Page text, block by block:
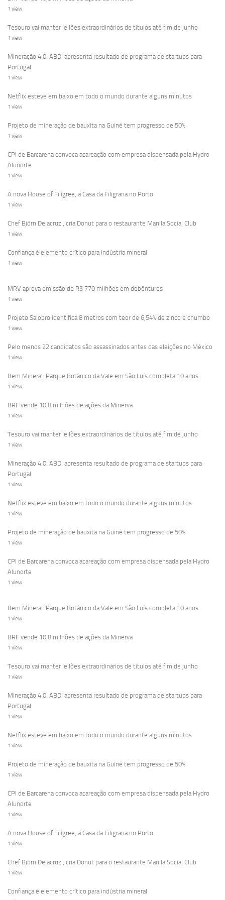
1 view
Tesouro vai manter leilões extraordinários de títulos até fim de junho
1 view
Mineração 4.0: ABDI apresenta resultado de programa de startups para
Portugal
1 view
Netflix esteve em baixo em todo o mundo durante alguns minutos
1 view
Projeto de mineração de bauxita na Guiné tem progresso de 50%
1 view
CPI de Barcarena convoca acareação com empresa dispensada pela Hydro
Alunorte
1 view
A nova House of Filigree, a Casa da Filigrana no Porto
1 view
Chef Björn Delacruz , cria Donut para o restaurante Manila Social Club
1 view
Confiança é elemento crítico para indústria mineral
1 view
MRV aprova emissão de R$ 770 milhões em debêntures
1 view
Projeto Salobro identifica 8 metros com teor de 6,54% de zinco e chumbo
1 view
Pelo menos 22 candidatos são assassinados antes das eleições no México
1 view
Bem Mineral: Parque Botânico da Vale em São Luís completa 10 anos
1 view
BRF vende 10,8 milhões de ações da Minerva
1 view
Tesouro vai manter leilões extraordinários de títulos até fim de junho
1 view
Mineração 4.0: ABDI apresenta resultado de programa de startups para
Portugal
1 view
Netflix esteve em baixo em todo o mundo durante alguns minutos
1 view
Projeto de mineração de bauxita na Guiné tem progresso de 50%
1 view
CPI de Barcarena convoca acareação com empresa dispensada pela Hydro
Alunorte
1 view
Bem Mineral: Parque Botânico da Vale em São Luís completa 10 anos
1 view
BRF vende 10,8 milhões de ações da Minerva
1 view
Tesouro vai manter leilões extraordinários de títulos até fim de junho
1 view
Mineração 4.0: ABDI apresenta resultado de programa de startups para
Portugal
1 view
Netflix esteve em baixo em todo o mundo durante alguns minutos
1 view
Projeto de mineração de bauxita na Guiné tem progresso de 50%
1 view
CPI de Barcarena convoca acareação com empresa dispensada pela Hydro
Alunorte
1 view
A nova House of Filigree, a Casa da Filigrana no Porto
1 view
Chef Björn Delacruz , cria Donut para o restaurante Manila Social Club
1 view
Confiança é elemento crítico para indústria mineral